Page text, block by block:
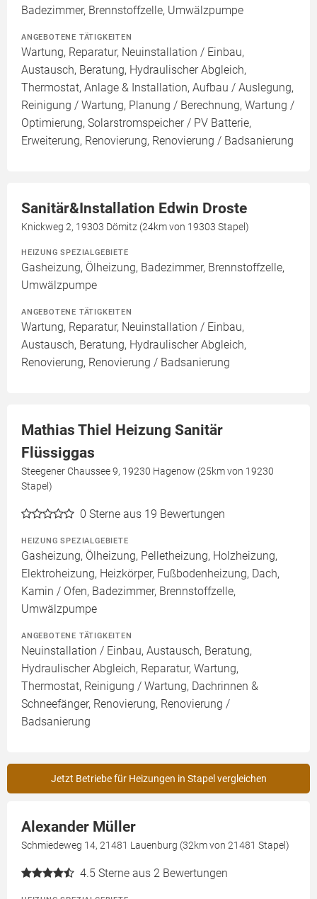
Badezimmer, Brennstoffzelle, Umwälzpumpe
ANGEBOTENE TÄTIGKEITEN
Wartung, Reparatur, Neuinstallation / Einbau,
Austausch, Beratung, Hydraulischer Abgleich,
Thermostat, Anlage & Installation, Aufbau / Auslegung,
Reinigung / Wartung, Planung / Berechnung, Wartung /
Optimierung, Solarstromspeicher / PV Batterie,
Erweiterung, Renovierung, Renovierung / Badsanierung
Sanitär&Installation Edwin Droste
Knickweg 2, 19303 Dömitz (24km von 19303 Stapel)
HEIZUNG SPEZIALGEBIETE
Gasheizung, Ölheizung, Badezimmer, Brennstoffzelle,
Umwälzpumpe
ANGEBOTENE TÄTIGKEITEN
Wartung, Reparatur, Neuinstallation / Einbau,
Austausch, Beratung, Hydraulischer Abgleich,
Renovierung, Renovierung / Badsanierung
Mathias Thiel Heizung Sanitär
Flüssiggas
Steegener Chaussee 9, 19230 Hagenow (25km von 19230
Stapel)
0 Sterne aus 19 Bewertungen
HEIZUNG SPEZIALGEBIETE
Gasheizung, Ölheizung, Pelletheizung, Holzheizung,
Elektroheizung, Heizkörper, Fußbodenheizung, Dach,
Kamin / Ofen, Badezimmer, Brennstoffzelle,
Umwälzpumpe
ANGEBOTENE TÄTIGKEITEN
Neuinstallation / Einbau, Austausch, Beratung,
Hydraulischer Abgleich, Reparatur, Wartung,
Thermostat, Reinigung / Wartung, Dachrinnen &
Schneefänger, Renovierung, Renovierung /
Badsanierung
Jetzt Betriebe für Heizungen in Stapel vergleichen
Alexander Müller
Schmiedeweg 14, 21481 Lauenburg (32km von 21481 Stapel)
4.5 Sterne aus 2 Bewertungen